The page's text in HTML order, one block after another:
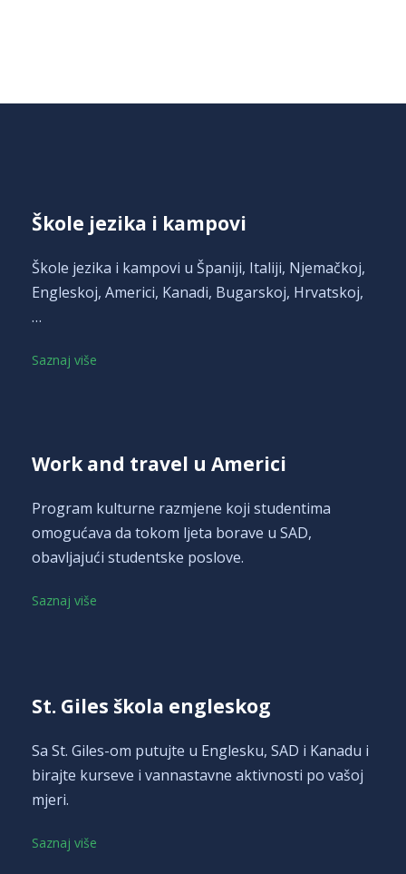
Škole jezika i kampovi
Škole jezika i kampovi u Španiji, Italiji, Njemačkoj,
Engleskoj, Americi, Kanadi, Bugarskoj, Hrvatskoj,
…
Saznaj više
Work and travel u Americi
Program kulturne razmjene koji studentima
omogućava da tokom ljeta borave u SAD,
obavljajući studentske poslove.
Saznaj više
St. Giles škola engleskog
Sa St. Giles-om putujte u Englesku, SAD i Kanadu i
birajte kurseve i vannastavne aktivnosti po vašoj
mjeri.
Saznaj više